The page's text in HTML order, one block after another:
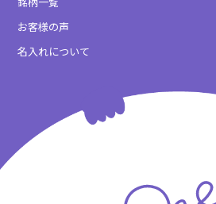
お客様の声
名入れについて